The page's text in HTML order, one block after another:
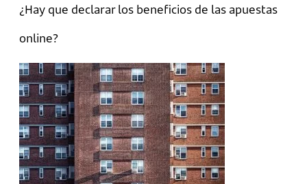
¿Hay que declarar los beneficios de las apuestas
online?